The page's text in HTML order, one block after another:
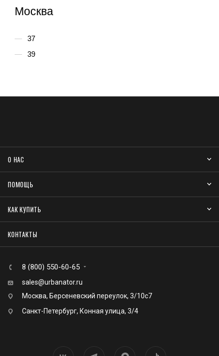
Москва
37
39
О НАС
ПОМОЩЬ
КАК КУПИТЬ
КОНТАКТЫ
8 (800) 550-60-65
sales@urbanator.ru
Москва, Берсеневский переулок, 3/10с7
Санкт-Петербург, Конная улица, 3/4